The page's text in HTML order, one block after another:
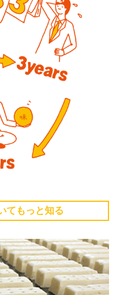
てもっと知る